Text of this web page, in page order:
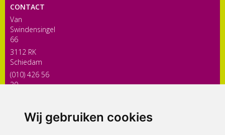
Wij gebruiken cookies
CONTACT
Van
Swindensingel
66
3112 RK
Schiedam
(010) 426 56
30
ONDERDEEL VAN